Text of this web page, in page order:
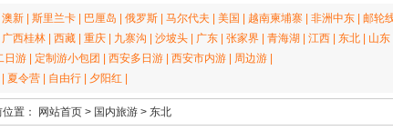
澳新 斯里兰卡 巴厘岛 俄罗斯 马尔代夫 美国 越南柬埔寨 非洲中东 邮轮
广西桂林 西藏 重庆 九寨沟 沙坡头 广东 张家界 青海湖 江西 东北 山东
日游 定制游小包团 西安多日游 西安市内游 周边游
夏令营 自由行 夕阳红
置： 网站首页 > 国内旅游 > 东北